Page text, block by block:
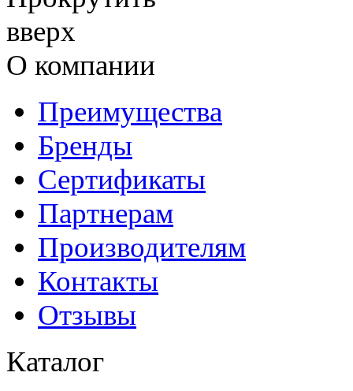
О компании
Преимущества
Бренды
Сертификаты
Партнерам
Производителям
Контакты
Отзывы
Каталог